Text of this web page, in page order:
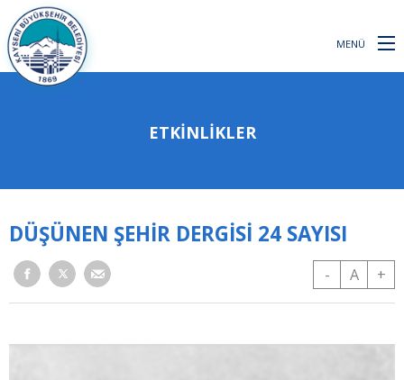
MENÜ
ETKINLIKLER
DÜŞÜNEN ŞEHİR DERGİSİ 24 SAYISI
- A +